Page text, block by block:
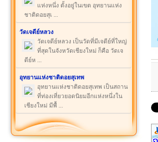
แห่งหนึ่ง ตั้งอยู่ในเขต อุทยานแห่ง
ชาติดอยสุเ ...
วัดเจดีย์หลวง
วัดเจดีย์หลวง เป็นวัดที่มีเจดีย์ที่ใหญ่
ที่สุดในจังหวัดเชียงใหม่ ก็คือ วัดเจ
ดีย์ห ...
อุทยานแห่งชาติดอยสุเทพ
อุทยานแห่งชาติดอยสุเทพ เป็นสถาน
ที่ท่องเที่ยวยอดนิยมอีกแห่งหนึ่งใน
เชียงใหม่ มีพื้ ...